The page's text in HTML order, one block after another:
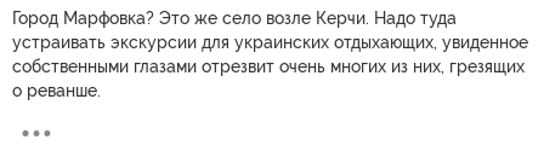
Город Марфовка? Это же село возле Керчи. Надо туда
устраивать экскурсии для украинских отдыхающих, увиденное
собственными глазами отрезвит очень многих из них, грезящих
о реванше.